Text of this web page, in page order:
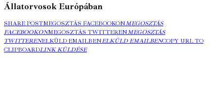
Állatorvosok Európában
SHARE POSTMEGOSZTÁS FACEBOOKONMEGOSZTÁS
FACEBOOKONMEGOSZTÁS TWITTERENMEGOSZTÁS
TWITTERENELKÜLD EMAILBENELKÜLD EMAILBENCOPY URL TO
CLIPBOARDLINK KÜLDÉSE